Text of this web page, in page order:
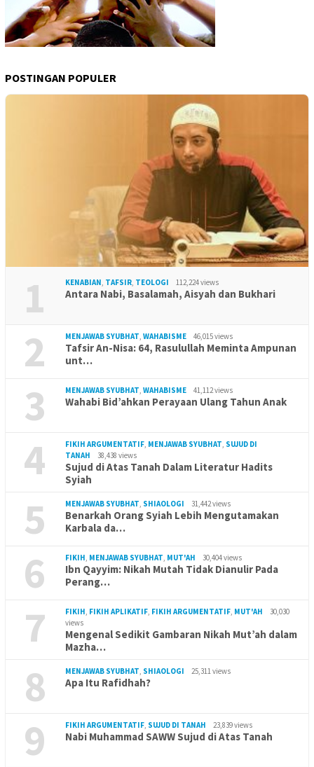
POSTINGAN POPULER
1 KENABIAN, TAFSIR, TEOLOGI 112,224 views
Antara Nabi, Basalamah, Aisyah dan Bukhari
2 MENJAWAB SYUBHAT, WAHABISME 46,015 views
Tafsir An-Nisa: 64, Rasulullah Meminta Ampunan
unt…
3 MENJAWAB SYUBHAT, WAHABISME 41,112 views
Wahabi Bid’ahkan Perayaan Ulang Tahun Anak
4 FIKIH ARGUMENTATIF, MENJAWAB SYUBHAT, SUJUD DI
TANAH
38,438 views
Sujud di Atas Tanah Dalam Literatur Hadits
Syiah
5 MENJAWAB SYUBHAT, SHIAOLOGI 31,442 views
Benarkah Orang Syiah Lebih Mengutamakan
Karbala da…
6 FIKIH, MENJAWAB SYUBHAT, MUT'AH 30,404 views
Ibn Qayyim: Nikah Mutah Tidak Dianulir Pada
Perang…
7 FIKIH, FIKIH APLIKATIF, FIKIH ARGUMENTATIF, MUT'AH
30,030
views
Mengenal Sedikit Gambaran Nikah Mut’ah dalam
Mazha…
8 MENJAWAB SYUBHAT, SHIAOLOGI 25,311 views
Apa Itu Rafidhah?
9 FIKIH ARGUMENTATIF, SUJUD DI TANAH 23,839 views
Nabi Muhammad SAWW Sujud di Atas Tanah